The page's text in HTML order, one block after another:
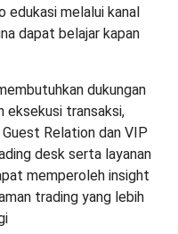
edukasi melalui kanal
dapat belajar kapan
dukungan
eksekusi transaksi,
Guest Relation dan VIP
desk serta layanan
memperoleh insight
trading yang lebih